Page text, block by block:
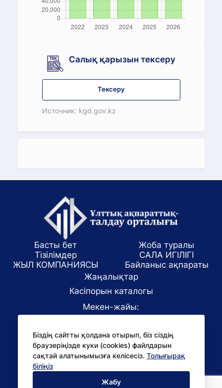
Салық қарызын тексеру
Тексеру
Источник: kgd.gov.kz
Біздің сайтты қолдана отырып, біз сіздің
браузеріңізде куки (cookies) файлдарын
сақтай алатынымызға келісесіз. Толығырақ
біліңіз
Жабу
Басты бет
Жоба туралы
Тізілімдер
САЛА ИГІЛІГІ
ЖЫЛ КОМПАНИЯСЫ
Байланыс ақпараты
Жаңалықтар
Кәсіпорын каталогы
Мекен-жайы:
E-mail:
office@niac.kz
pr@niac.kz